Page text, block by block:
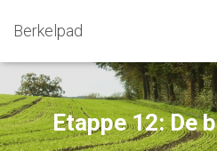
Berkelpad
Etappe 12: De